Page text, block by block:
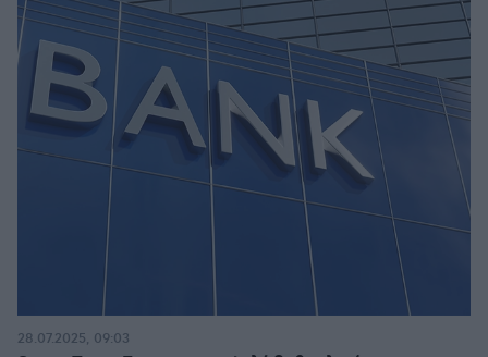
28.07.2025, 09:03